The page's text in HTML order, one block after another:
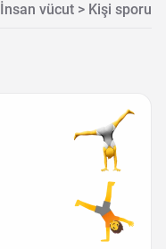
İnsan vücut > Kişi sporu